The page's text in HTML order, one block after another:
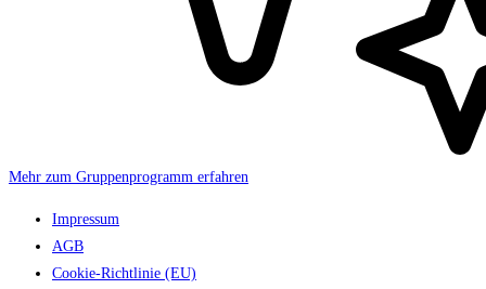
Mehr zum Gruppenprogramm erfahren
Impressum
AGB
Cookie-Richtlinie (EU)